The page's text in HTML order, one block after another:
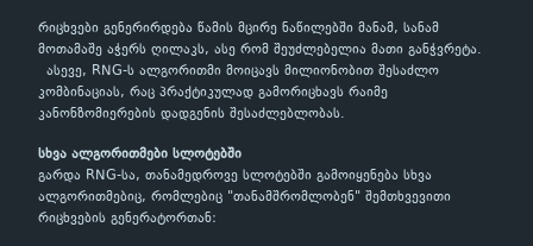
რიცხვები გენერირდება წამის მცირე ნაწილებში მანამ, სანამ
მოთამაშე აჭერს ღილაკს, ასე რომ შეუძლებელია მათი განჭვრეტა.
ასევე, RNG-ს ალგორითმი მოიცავს მილიონობით შესაძლო
კომბინაციას, რაც პრაქტიკულად გამორიცხავს რაიმე
კანონზომიერების დადგენის შესაძლებლობას.
სხვა ალგორითმები სლოტებში
გარდა RNG-სა, თანამედროვე სლოტებში გამოიყენება სხვა
ალგორითმებიც, რომლებიც "თანამშრომლობენ" შემთხვევითი
რიცხვების გენერატორთან: